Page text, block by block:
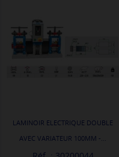
LAMINOIR ELECTRIQUE DOUBLE
AVEC VARIATEUR 100MM -...